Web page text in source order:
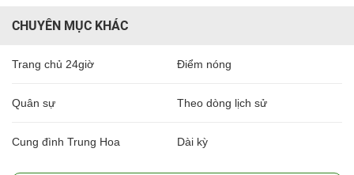
CHUYÊN MỤC KHÁC
Trang chủ 24giờ Điểm nóng
Quân sự Theo dòng lịch sử
Cung đình Trung Hoa Dài kỳ